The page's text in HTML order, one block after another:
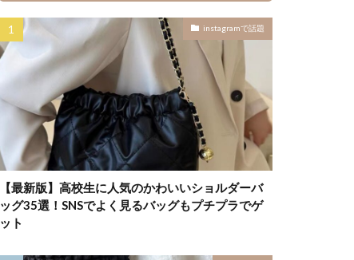
instagramで話題
【最新版】高校生に人気のかわいいショルダーバ
ッグ35選！SNSでよく見るバッグもプチプラでゲ
ット